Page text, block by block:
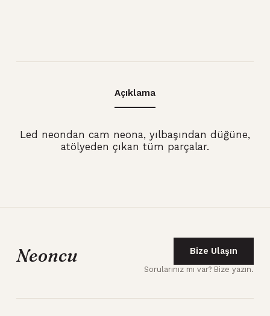
Açıklama
Led neondan cam neona, yılbaşından düğüne,
atölyeden çıkan tüm parçalar.
Neoncu Bize Ulaşın
Sorularınız mı var? Bize yazın.